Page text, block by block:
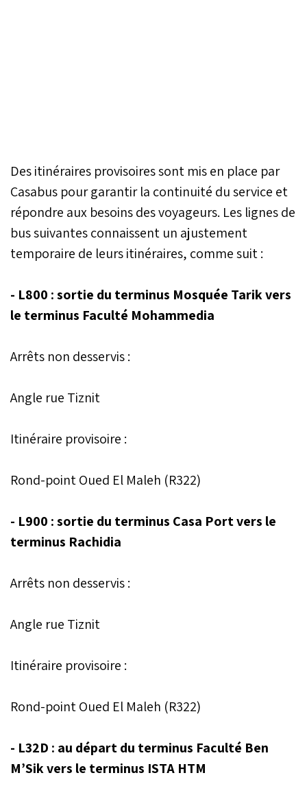
Des itinéraires provisoires sont mis en place par
Casabus pour garantir la continuité du service et
répondre aux besoins des voyageurs. Les lignes de
bus suivantes connaissent un ajustement
temporaire de leurs itinéraires, comme suit :
- L800 : sortie du terminus Mosquée Tarik vers
le terminus Faculté Mohammedia
Arrêts non desservis :
Angle rue Tiznit
Itinéraire provisoire :
Rond-point Oued El Maleh (R322)
- L900 : sortie du terminus Casa Port vers le
terminus Rachidia
Arrêts non desservis :
Angle rue Tiznit
Itinéraire provisoire :
Rond-point Oued El Maleh (R322)
- L32D : au départ du terminus Faculté Ben
M’Sik vers le terminus ISTA HTM